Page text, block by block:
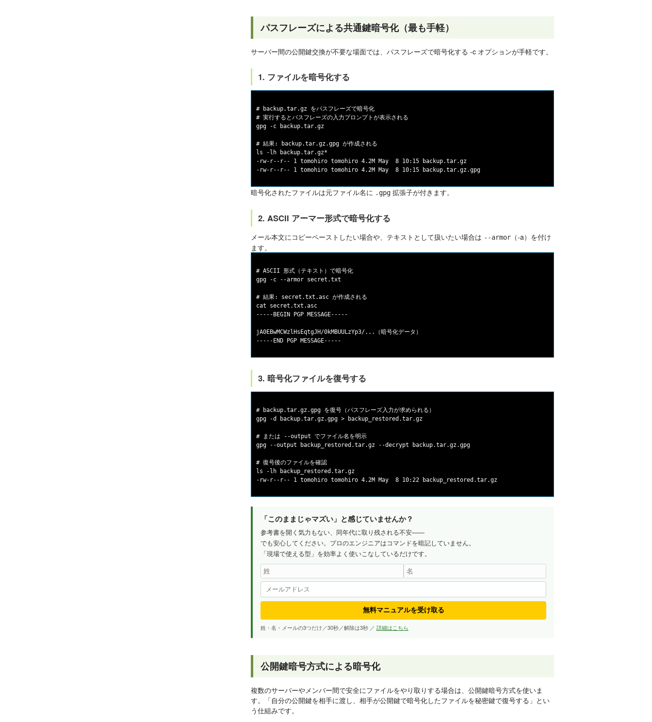
パスフレーズによる共通鍵暗号化（最も手軽）
サーバー間の公開鍵交換が不要な場面では、パスフレーズで暗号化する -c オプションが手軽です。
1. ファイルを暗号化する
# backup.tar.gz をパスフレーズで暗号化
# 実行するとパスフレーズの入力プロンプトが表示される
gpg -c backup.tar.gz
# 結果: backup.tar.gz.gpg が作成される
ls -lh backup.tar.gz*
-rw-r--r-- 1 tomohiro tomohiro 4.2M May  8 10:15 backup.tar.gz
暗号化されたファイルは元ファイル名に .gpg 拡張子が付きます。
2. ASCII アーマー形式で暗号化する
メール本文にコピーペーストしたい場合や、テキストとして扱いたい場合は --armor （-a）を付け
ます。
# ASCII 形式（テキスト）で暗号化
gpg -c --armor secret.txt
# 結果: secret.txt.asc が作成される
cat secret.txt.asc
-----BEGIN PGP MESSAGE-----
jA0EBwMCWzlHsEqtgJH/0kMBUULzYp3/...（暗号化データ）
3. 暗号化ファイルを復号する
# backup.tar.gz.gpg を復号（パスフレーズ入力が求められる）
gpg -d backup.tar.gz.gpg > backup_restored.tar.gz
# または --output でファイル名を明示
gpg --output backup_restored.tar.gz --decrypt backup.tar.gz.gpg
# 復号後のファイルを確認
ls -lh backup_restored.tar.gz
「このままじゃマズい」と感じていませんか？
参考書を開く気力もない、同年代に取り残される不安——
でも安心してください。プロのエンジニアはコマンドを暗記していません。
「現場で使える型」を効率よく使いこなしているだけです。
無料マニュアルを受け取る
姓・名・メールの3つだけ／30秒／解除は3秒 ／ 詳細はこちら
公開鍵暗号方式による暗号化
複数のサーバーやメンバー間で安全にファイルをやり取りする場合は、公開鍵暗号方式を使いま
す。「自分の公開鍵を相手に渡し、相手が公開鍵で暗号化したファイルを秘密鍵で復号する」とい
う仕組みです。